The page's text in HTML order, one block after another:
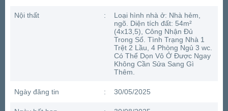
Nội thất :
Loại hình nhà ở: Nhà hẻm,
ngõ. Diện tích đất: 54m²
(4x13,5), Công Nhận Đủ
Trong Sổ. Tình Trạng Nhà 1
Trệt 2 Lầu, 4 Phòng Ngủ 3 wc.
Có Thể Dọn Vô Ở Được Ngay
Không Cần Sửa Sang Gì
Thêm.
Ngày đăng tin : 30/05/2025